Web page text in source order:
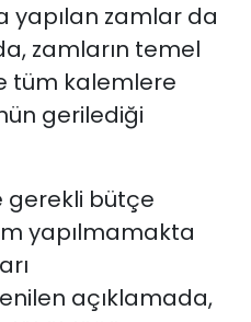
yapılan zamlar da
zamların temel
tüm kalemlere
gerilediği
gerekli bütçe
yapılmamakta
açıklamada,